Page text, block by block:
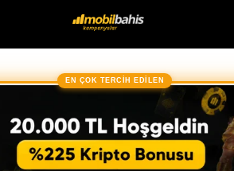
EN ÇOK TERCİH EDİLEN